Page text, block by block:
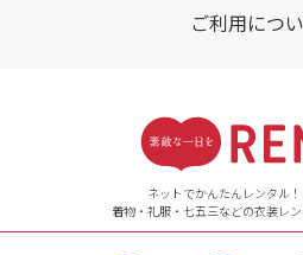
ご利用につ
【ご注文（インターネット）】
24時間年中無休
【お問い合わせ窓口（メー
ネットでかんたんレンタル！
着物・礼服・七五三などの衣装レ